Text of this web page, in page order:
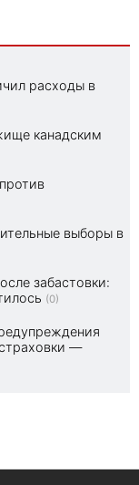
расходы в
канадским
выборы в
забастовки:
(0)
—